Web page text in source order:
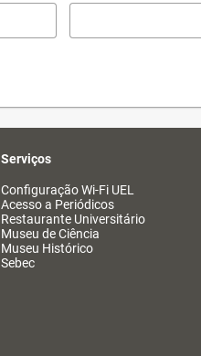
Serviços
Configuração Wi-Fi UEL
Acesso a Periódicos
Restaurante Universitário
Museu de Ciência
Museu Histórico
Sebec